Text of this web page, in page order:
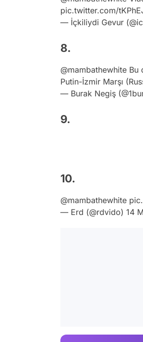
pic.twitter.com/
— İçkiliydi Gevur
8.
@mambathewhite Bu
Putin-İzmir Marşı
— Burak Negiş
9.
10.
@mambathewhite
— Erd (@rdvido) 14